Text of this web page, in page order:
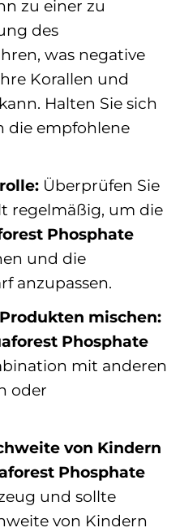
zu einer zu
des
was negative
Korallen und
Halten Sie sich
die empfohlene
Überprüfen Sie
regelmäßig, um die
Phosphate
und die
anzupassen.
mischen:
Phosphate
mit anderen
oder
von Kindern
Phosphate
und sollte
von Kindern